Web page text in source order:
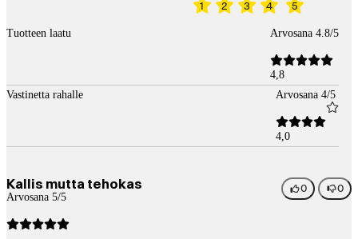
1 2 3 4 5
Tuotteen laatu Arvosana 4.8/5
4,8
Vastinetta rahalle
Arvosana 4/5
4,0
Kallis mutta tehokas
Arvosana 5/5
0 0